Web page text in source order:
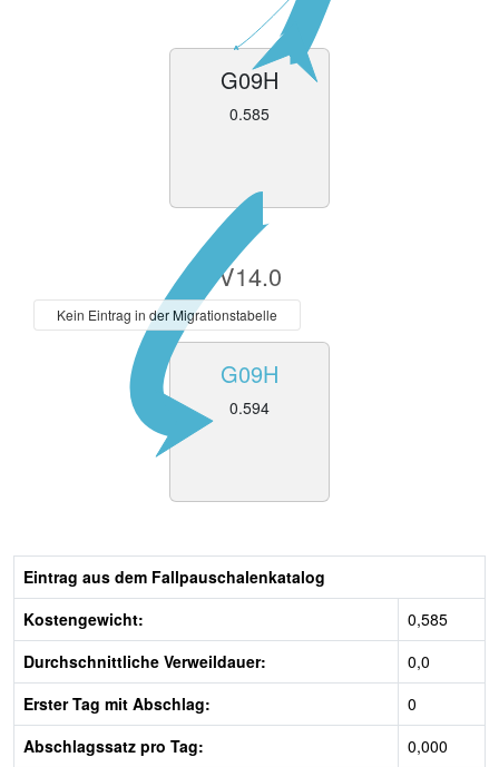
G09H
0.585
V14.0
G09H
0.594
Kein Eintrag in der Migrationstabelle
Eintrag aus dem Fallpauschalenkatalog
Kostengewicht:
0,585
Durchschnittliche Verweildauer:
0,0
Erster Tag mit Abschlag:
0
Abschlagssatz pro Tag:
0,000